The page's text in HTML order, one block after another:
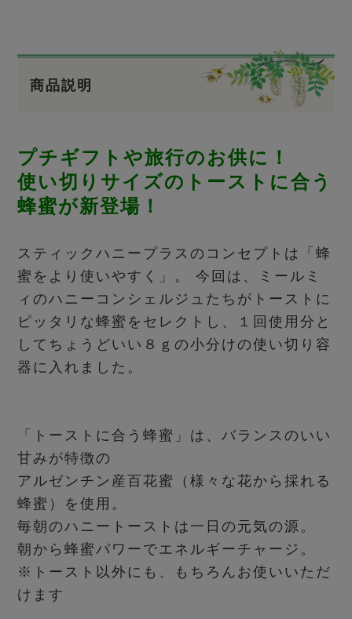
商品説明
プチギフトや旅行のお供に！
使い切りサイズのトーストに合う
蜂蜜が新登場！
スティックハニープラスのコンセプトは「蜂
蜜をより使いやすく」。 今回は、ミールミ
ィのハニーコンシェルジュたちがトーストに
ピッタリな蜂蜜をセレクトし、１回使用分と
してちょうどいい８ｇの小分けの使い切り容
器に入れました。
「トーストに合う蜂蜜」は、バランスのいい
甘みが特徴の
アルゼンチン産百花蜜（様々な花から採れる
蜂蜜）を使用。
毎朝のハニートーストは一日の元気の源。
朝から蜂蜜パワーでエネルギーチャージ。
※トースト以外にも、もちろんお使いいただ
けます